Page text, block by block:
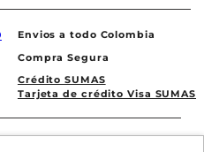
Envios a todo Colombia
Compra Segura
Crédito SUMAS
Tarjeta de crédito Visa SUMAS